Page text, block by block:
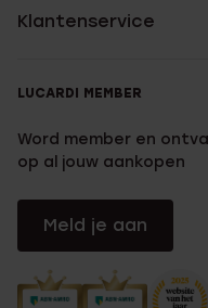
Klantenservice
LUCARDI MEMBER
Word member en
op al jouw aankopen
Meld je aan